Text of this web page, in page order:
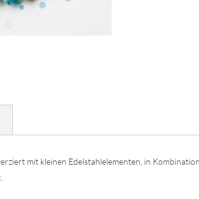
mit kleinen Edelstahlelementen, in Kombination